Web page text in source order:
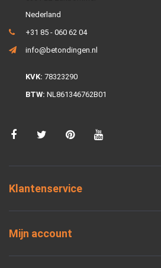
Nederland
+31 85 - 060 62 04
info@betondingen.nl
KVK: 78323290
BTW: NL861346762B01
Klantenservice
Mijn account